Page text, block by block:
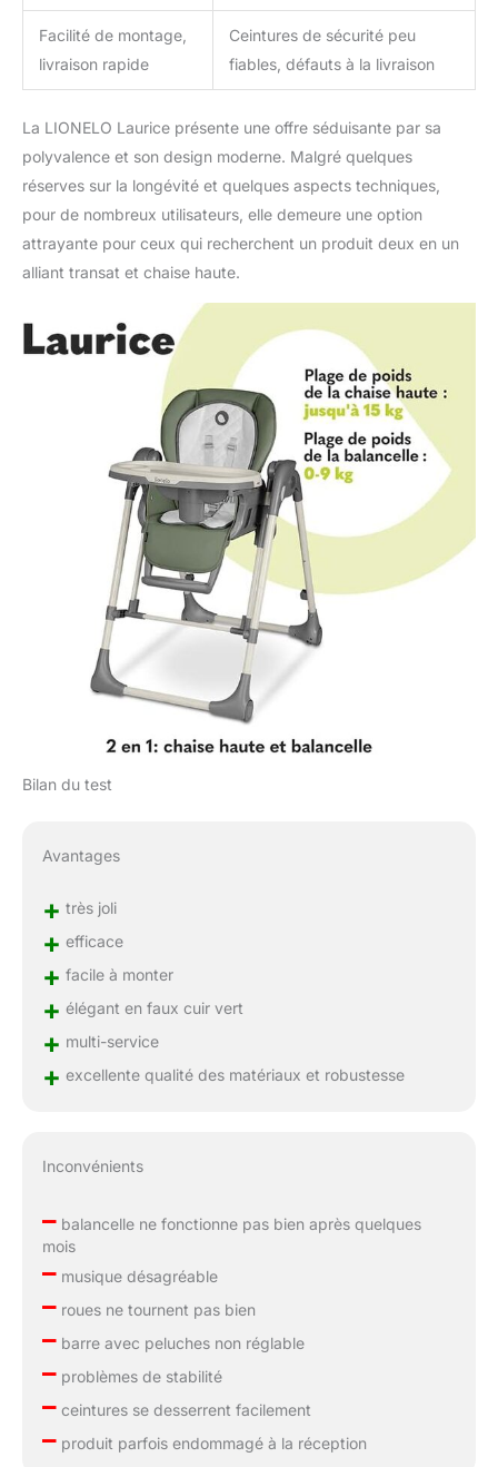
plateau réglable sur 2
niveaux, lavable au lave-
vaisselle. Si nécessaire, le
accroché à un cintre à
l'arrière de la chaise. En
cas de saleté, le
rembourrage peut être
nettoyé avec un chiffon
et l'insert peut être lavé à
la main à 30°C. La chaise
se plie à une taille
91-115 cm
Facilité de montage,
livraison rapide
Ceintures de sécurité peu
fiables, défauts à la livraison
La LIONELO Laurice présente une offre séduisante par sa
polyvalence et son design moderne. Malgré quelques
réserves sur la longévité et quelques aspects techniques,
pour de nombreux utilisateurs, elle demeure une option
attrayante pour ceux qui recherchent un produit deux en un
alliant transat et chaise haute.
Bilan du test
Avantages
+ très joli
+ efficace
+ facile à monter
+ élégant en faux cuir vert
+ multi-service
+ excellente qualité des matériaux et robustesse
Inconvénients
–balancelle ne fonctionne pas bien après quelques
mois
–musique désagréable
–roues ne tournent pas bien
–barre avec peluches non réglable
–problèmes de stabilité
–ceintures se desserrent facilement
–produit parfois endommagé à la réception